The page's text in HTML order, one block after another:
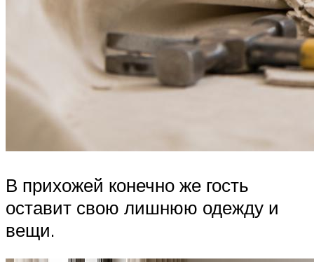
В прихожей конечно же гость
оставит свою лишнюю одежду и
вещи.